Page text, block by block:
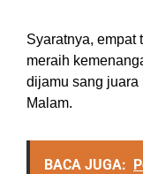
Syaratnya, empat
meraih
dijamu sang juara
Malam.
BACA JUGA: